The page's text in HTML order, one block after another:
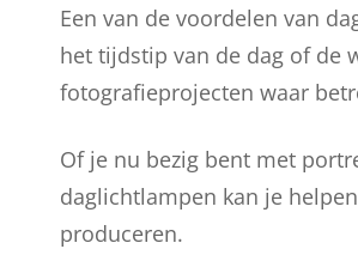
Een van de voordelen van
het tijdstip van de dag of de
fotografieprojecten waar
Of je nu bezig bent met
daglichtlampen kan je
produceren.